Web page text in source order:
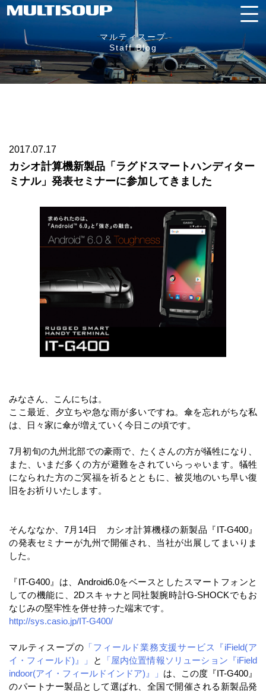
マルティスープ
Staff Blog
2017.07.17
カシオ計算機新製品「ラグドスマートハンディター
ミナル」発表セミナーに参加してきました
みなさん、こんにちは。
ここ最近、夕立ちや急な雨が多いですね。傘を忘れがちな私
は、日々家に傘が増えていく今日この頃です。
7月初旬の九州北部での豪雨で、たくさんの方が犠牲になり、
また、いまだ多くの方が避難をされていらっゃいます。犠牲
になられた方のご冥福を祈るとともに、被災地のいち早い復
旧をお祈りいたします。
そんななか、7月14日 カシオ計算機様の新製品『IT-G400』
の発表セミナーが九州で開催され、当社が出展してまいりま
した。
『IT-G400』は、Android6.0をベースとしたスマートフォンと
しての機能に、2Dスキャナと同社製腕時計G-SHOCKでもお
なじみの堅牢性を併せ持った端末です。
http://sys.casio.jp/IT-G400/
マルティスープの 「フィールド業務支援サービス『iField(ア
イ・フィールド)』」
と
「屋内位置情報ソリューション『iField
indoor(アイ・フィールドインドア)』」 は、この度『IT-G400』
のパートナー製品として選ばれ、全国で開催される新製品発